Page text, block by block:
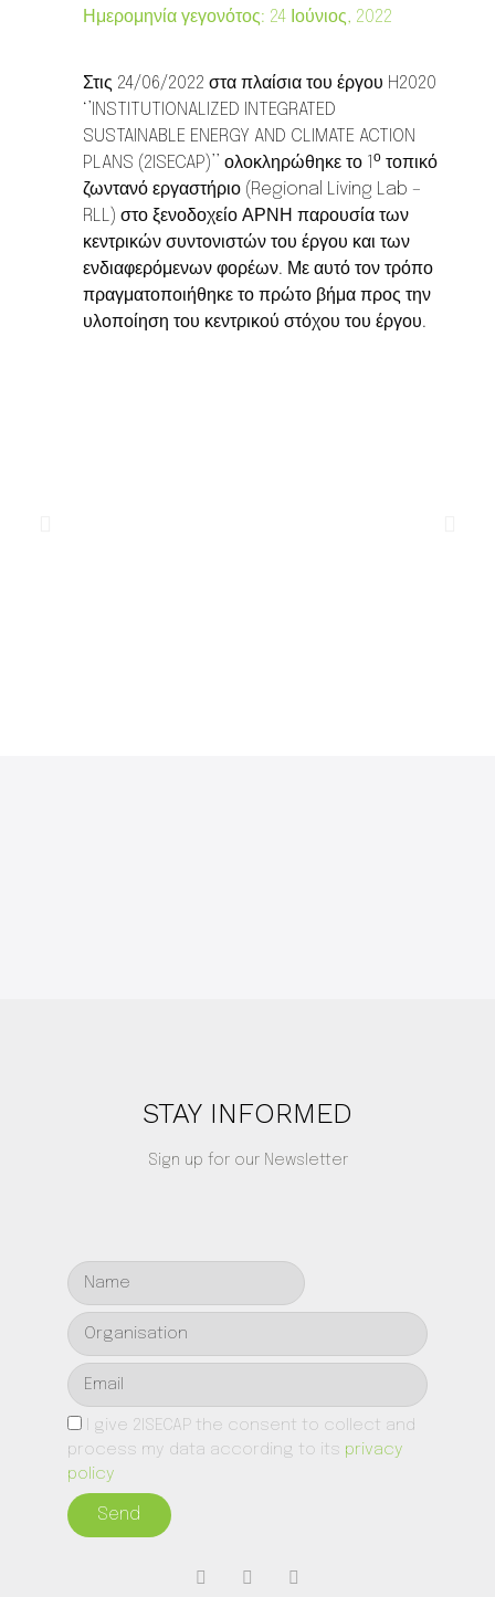
Ημερομηνία γεγονότος: 24 Ιούνιος, 2022
Στις 24/06/2022 στα πλαίσια του έργου H2020
‘’INSTITUTIONALIZED INTEGRATED
SUSTAINABLE ENERGY AND CLIMATE ACTION
PLANS (2ISECAP)’’ ολοκληρώθηκε το 1 οτοπικό
ζωντανό εργαστήριο (Regional Living Lab –
RLL) στο ξενοδοχείο ΑΡΝΗ παρουσία των
κεντρικών συντονιστών του έργου και των
ενδιαφερόμενων φορέων. Με αυτό τον τρόπο
πραγματοποιήθηκε το πρώτο βήμα προς την
υλοποίηση του κεντρικού στόχου του έργου.
STAY INFORMED
Sign up for our Newsletter
I give 2ISECAP the consent to collect and
process my data according to its privacy
policy
Send